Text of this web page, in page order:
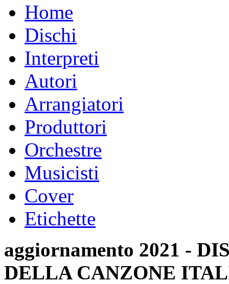
Home
Dischi
Interpreti
Autori
Arrangiatori
Produttori
Orchestre
Musicisti
Cover
Etichette
aggiornamento 2021 -
DELLA CANZONE